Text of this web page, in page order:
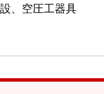
、空圧工器具